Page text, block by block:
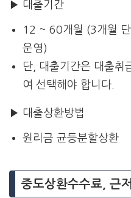
▶ 대출기간
12 ~ 60개월 (3개월 단
운영)
단, 대출기간은 대출취
여 선택해야 합니다.
▶ 대출상환방법
원리금 균등분할상환
중도상환수수료, 근